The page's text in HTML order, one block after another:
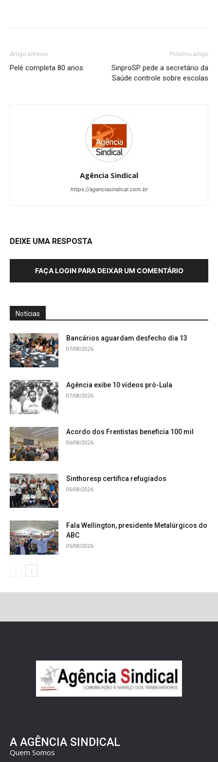
Artigo anterior
Pelé completa 80 anos
Próximo artigo
SinproSP pede a secretário da
Saúde controle sobre escolas
Agência Sindical
https://agenciasindical.com.br
DEIXE UMA RESPOSTA
FAÇA LOGIN PARA DEIXAR UM COMENTÁRIO
Notícias
Bancários aguardam desfecho dia 13
07/08/2026
Agência exibe 10 vídeos pró-Lula
07/08/2026
Acordo dos Frentistas beneficia 100 mil
06/08/2026
Sinthoresp certifica refugiados
06/08/2026
Fala Wellington, presidente Metalúrgicos do
ABC
05/08/2026
A AGÊNCIA SINDICAL
Quem Somos